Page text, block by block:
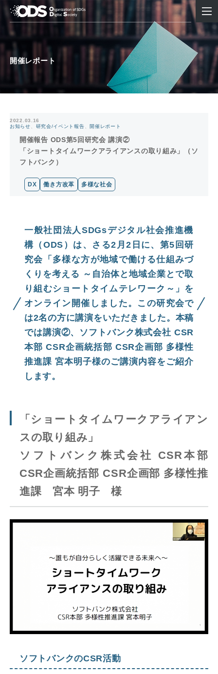
開催レポート
2022.03.16
お知らせ、 研究会/イベント報告、 開催レポート
開催報告 ODS第5回研究会 講演②
「ショートタイムワークアライアンスの取り組み」（ソ
フトバンク）
DX 働き方改革 多様な社会
一般社団法人SDGsデジタル社会推進機
構（ODS）は、さる2月2日に、第5回研
究会「多様な方が地域で働ける仕組みづ
くりを考える ～自治体と地域企業とで取
り組むショートタイムテレワーク～」を
オンライン開催しました。この研究会で
は2名の方に講演をいただきました。本稿
では講演②、ソフトバンク株式会社 CSR
本部 CSR企画統括部 CSR企画部 多様性
推進課 宮本明子様のご講演内容をご紹介
します。
「ショートタイムワークアライアン
スの取り組み」
ソフトバンク株式会社 CSR本部
CSR企画統括部 CSR企画部 多様性推
進課 宮本 明子 様
ソフトバンクのCSR活動